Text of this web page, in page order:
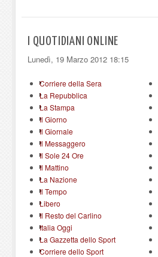
I QUOTIDIANI ONLINE
Lunedì, 19 Marzo 2012 18:15
Corriere della Sera
La Repubblica
La Stampa
Il Giorno
Il Giornale
Il Messaggero
Il Sole 24 Ore
Il Mattino
La Nazione
Il Tempo
Libero
Il Resto del Carlino
Italia Oggi
La Gazzetta dello Sport
Corriere dello Sport